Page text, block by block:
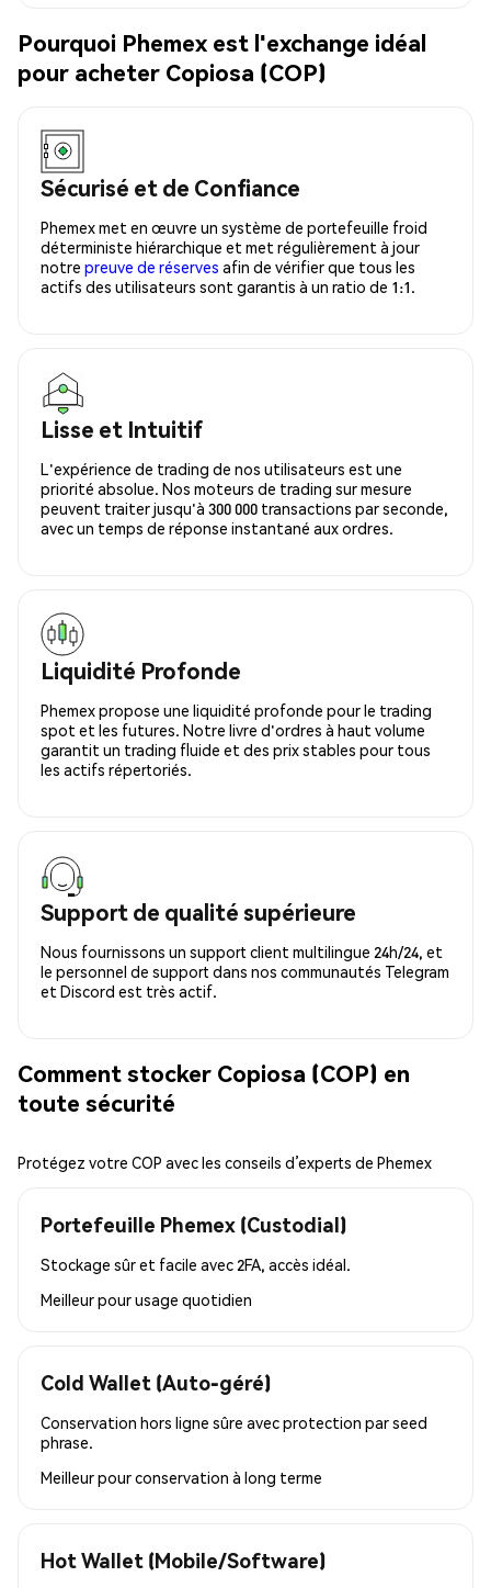
Pourquoi Phemex est l'exchange idéal
pour acheter Copiosa (COP)
Sécurisé et de Confiance
Phemex met en œuvre un système de portefeuille froid
déterministe hiérarchique et met régulièrement à jour
notre preuve de réserves afin de vérifier que tous les
actifs des utilisateurs sont garantis à un ratio de 1:1.
Lisse et Intuitif
L'expérience de trading de nos utilisateurs est une
priorité absolue. Nos moteurs de trading sur mesure
peuvent traiter jusqu'à 300 000 transactions par seconde,
avec un temps de réponse instantané aux ordres.
Liquidité Profonde
Phemex propose une liquidité profonde pour le trading
spot et les futures. Notre livre d'ordres à haut volume
garantit un trading fluide et des prix stables pour tous
les actifs répertoriés.
Support de qualité supérieure
Nous fournissons un support client multilingue 24h/24, et
le personnel de support dans nos communautés Telegram
et Discord est très actif.
Comment stocker Copiosa (COP) en
toute sécurité
Protégez votre COP avec les conseils d’experts de Phemex
Portefeuille Phemex (Custodial)
Stockage sûr et facile avec 2FA, accès idéal.
Meilleur pourusage quotidien
Cold Wallet (Auto-géré)
Conservation hors ligne sûre avec protection par seed
phrase.
Meilleur pourconservation à long terme
Hot Wallet (Mobile/Software)